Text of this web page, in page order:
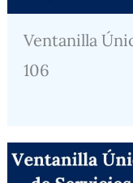
Ventanilla
106